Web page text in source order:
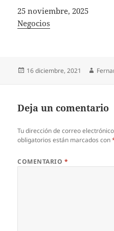
Fecha
25 noviembre, 2025
In relation to
Negocios
Publicado
16 diciembre, 2021 Autor
Deja un comentario
Tu dirección de correo
obligatorios están marcados con
COMENTARIO *